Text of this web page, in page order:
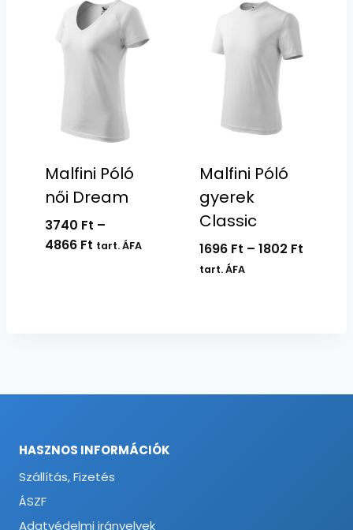
3546 Ft
6064 Ft
Malfini Póló
női Dream
3740 Ft –
4866 FtÁrtartomány:
tart. ÁFA
Malfini Póló
gyerek
Classic
1696 Ft – 1802 Ft
tart. ÁFA
HASZNOS INFORMÁCIÓK
Szállítás, Fizetés
ÁSZF
Adatvédelmi irányelvek